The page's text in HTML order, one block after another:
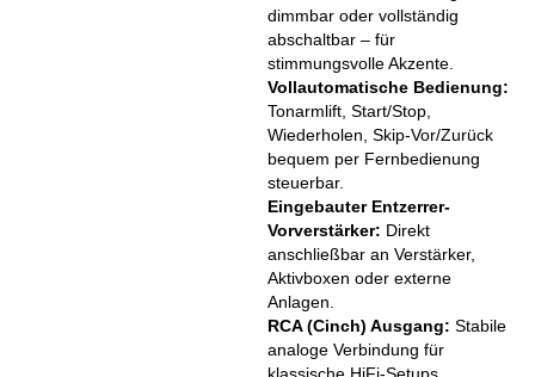
dimmbar oder vollständig
abschaltbar – für
stimmungsvolle Akzente.
Vollautomatische Bedienung:
Tonarmlift, Start/Stop,
Wiederholen, Skip-Vor/Zurück
bequem per Fernbedienung
steuerbar.
Eingebauter Entzerrer-
Vorverstärker: Direkt
anschließbar an Verstärker,
Aktivboxen oder externe
Anlagen.
RCA (Cinch) Ausgang: Stabile
analoge Verbindung für